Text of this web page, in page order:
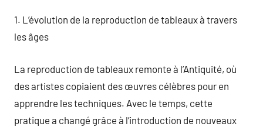
1. L’évolution de la reproduction de tableaux à travers
les âges
La reproduction de tableaux remonte à l’Antiquité, où
des artistes copiaient des œuvres célèbres pour en
apprendre les techniques. Avec le temps, cette
pratique a changé grâce à l’introduction de nouveaux